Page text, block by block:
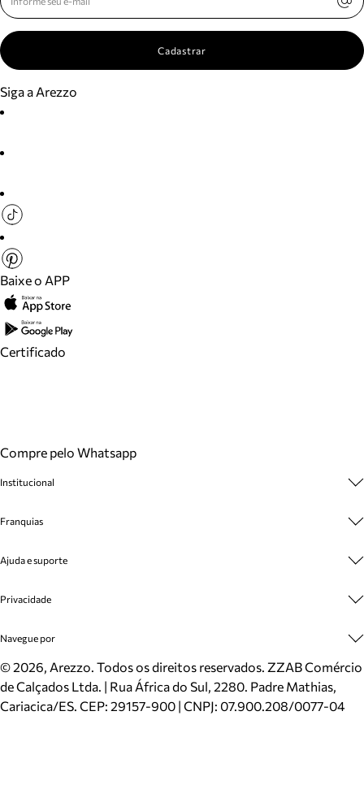
Cadastrar
Siga a Arezzo
Baixe o APP
Certificado
Compre pelo Whatsapp
Institucional
Cashback
Venda Corporativa
Mapa do Site
Inverno
Mundo Arezzo
Franquias
Plano de Negócio
Ajuda e suporte
Cadastro
Meus Pedidos
Trocas e Devoluções
Cartão Presente
Localizador de lojas
Privacidade
Politica e Privacidade
Navegue por
Sapatos
Bolsas
Scarpins
©2026, Arezzo. Todos os direitos reservados. ZZAB Comércio
de Calçados Ltda. | Rua África do Sul, 2280. Padre Mathias,
Cariacica/ES. CEP: 29157-900 | CNPJ: 07.900.208/0077-04